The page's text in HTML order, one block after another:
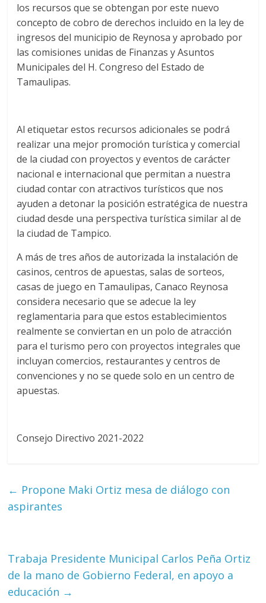
los recursos que se obtengan por este nuevo
concepto de cobro de derechos incluido en la ley de
ingresos del municipio de Reynosa y aprobado por
las comisiones unidas de Finanzas y Asuntos
Municipales del H. Congreso del Estado de
Tamaulipas.
Al etiquetar estos recursos adicionales se podrá
realizar una mejor promoción turística y comercial
de la ciudad con proyectos y eventos de carácter
nacional e internacional que permitan a nuestra
ciudad contar con atractivos turísticos que nos
ayuden a detonar la posición estratégica de nuestra
ciudad desde una perspectiva turística similar al de
la ciudad de Tampico.
A más de tres años de autorizada la instalación de
casinos, centros de apuestas, salas de sorteos,
casas de juego en Tamaulipas, Canaco Reynosa
considera necesario que se adecue la ley
reglamentaria para que estos establecimientos
realmente se conviertan en un polo de atracción
para el turismo pero con proyectos integrales que
incluyan comercios, restaurantes y centros de
convenciones y no se quede solo en un centro de
apuestas.
Consejo Directivo 2021-2022
← Propone Maki Ortiz mesa de diálogo con
aspirantes
Trabaja Presidente Municipal Carlos Peña Ortiz
de la mano de Gobierno Federal, en apoyo a
educación →